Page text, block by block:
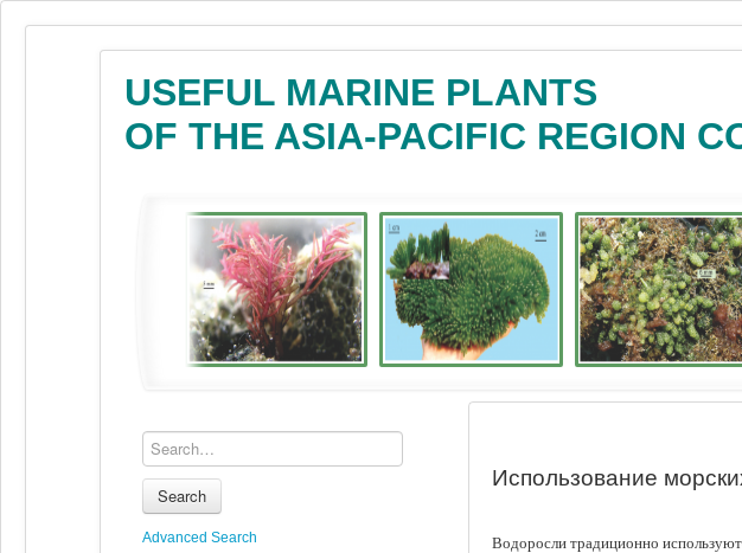
USEFUL MARINE PLANTS
OF THE ASIA-PACIFIC REGION
Использование
Водоросли традиционно
Search
Advanced Search